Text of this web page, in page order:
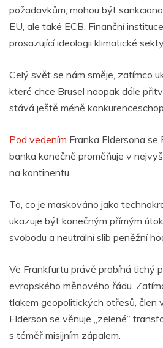
požadavkům, mohou být
EU, ale také ECB. Finanční
prosazující ideologii klimatické sekty.
Celý svět se nám směje, zatímco
které chce Brusel naopak dále
stává ještě méně
Pod vedením Franka Eldersona
banka konečně proměňuje v
na kontinentu.
To, co je maskováno jako
ukazuje být konečným přímým
svobodu a neutrální slib peněžní
Ve Frankfurtu právě probíhá tichý
evropského měnového řádu.
tlakem geopolitických otřesů, člen
Elderson se věnuje „zelené“
s téměř misijním zápalem.